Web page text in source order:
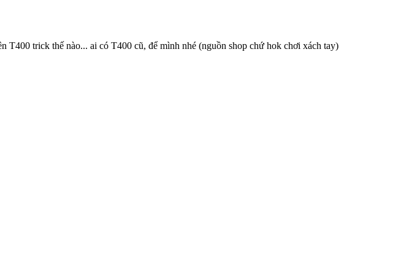
trick thế nào... ai có T400 cũ, để mình nhé (nguồn shop chứ hok chơi xách tay)